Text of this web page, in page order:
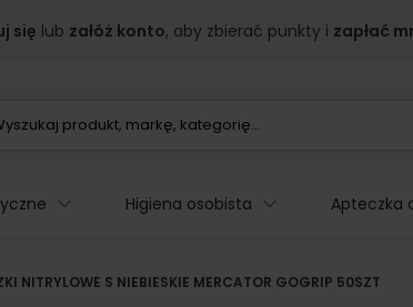
się lub załóż konto, aby zbierać punkty i zapłać
Higiena osobista Apteczka
NITRYLOWE S NIEBIESKIE MERCATOR GOGRIP 50SZT